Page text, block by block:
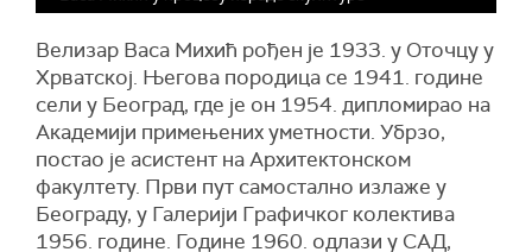
Велизар Васа Михић рођен је 1933. у Оточцу у
Хрватској. Његова породица се 1941. године
сели у Београд, где је он 1954. дипломирао на
Академији примењених уметности. Убрзо,
постао је асистент на Архитектонском
факултету. Први пут самостално излаже у
Београду, у Галерији Графичког колектива
1956. године. Године 1960. одлази у САД,